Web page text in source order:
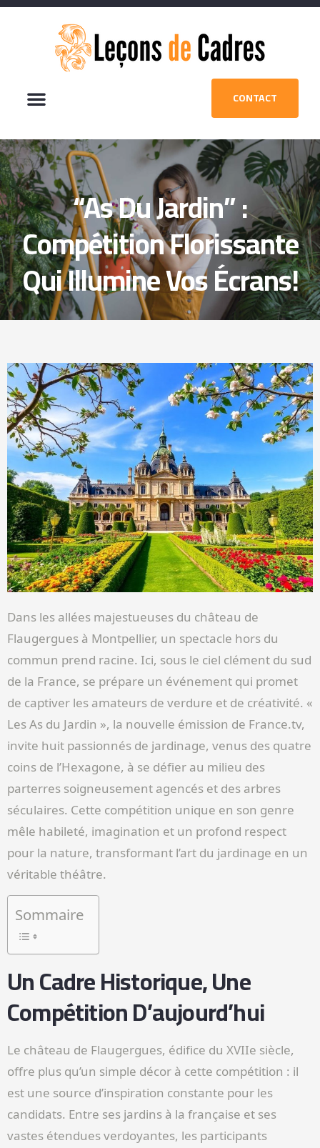
CONTACT
“As Du Jardin” :
Compétition Florissante
Qui Illumine Vos Écrans!
Dans les allées majestueuses du château de
Flaugergues à Montpellier, un spectacle hors du
commun prend racine. Ici, sous le ciel clément du sud
de la France, se prépare un événement qui promet
de captiver les amateurs de verdure et de créativité. «
Les As du Jardin », la nouvelle émission de France.tv,
invite huit passionnés de jardinage, venus des quatre
coins de l’Hexagone, à se défier au milieu des
parterres soigneusement agencés et des arbres
séculaires. Cette compétition unique en son genre
mêle habileté, imagination et un profond respect
pour la nature, transformant l’art du jardinage en un
véritable théâtre.
Sommaire
Un Cadre Historique, Une
Compétition D’aujourd’hui
Le château de Flaugergues, édifice du XVIIe siècle,
offre plus qu’un simple décor à cette compétition : il
est une source d’inspiration constante pour les
candidats. Entre ses jardins à la française et ses
vastes étendues verdoyantes, les participants